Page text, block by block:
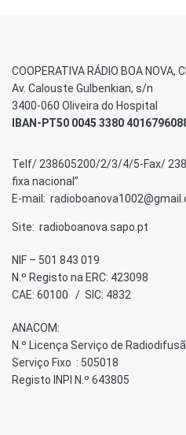
COOPERATIVA RÁDIO BOA NOVA,
Av. Calouste Gulbenkian, s/n
3400-060 Oliveira do Hospital
IBAN-PT50 0045 3380
Telf/ 238605200/2/3/4/5-Fax/
fixa nacional”
E-mail:
Site: radioboanova.sapo.pt
NIF – 501 843 019
N.º Registo na ERC: 423098
CAE: 60100 / SIC: 4832
ANACOM:
N.º Licença Serviço de
Serviço Fixo : 505018
Registo INPI N.º 643805